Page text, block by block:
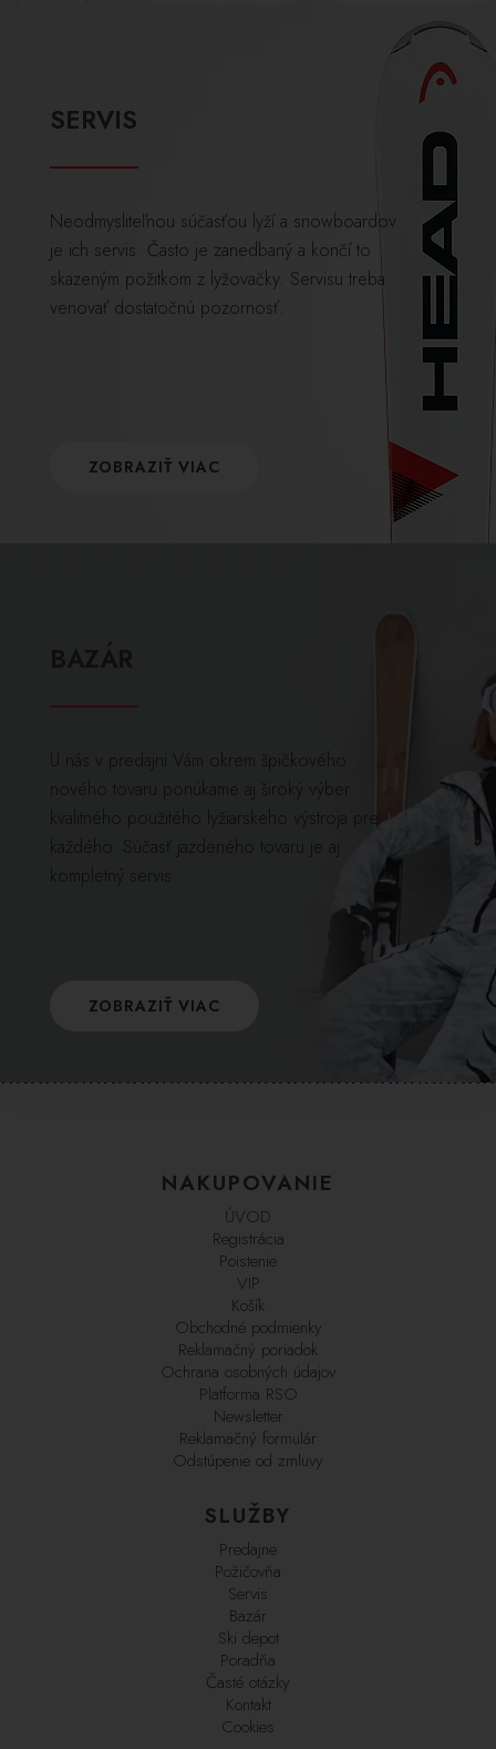
SERVIS
Neodmysliteľnou súčasťou lyží a snowboardov
je ich servis. Často je zanedbaný a končí to
skazeným požitkom z lyžovačky. Servisu treba
venovať dostatočnú pozornosť.
ZOBRAZIŤ VIAC
U nás v predajni Vám okrem špičkového
nového tovaru ponúkame aj široký výber
kvalitného použitého lyžiarskeho výstroja pre
každého. Súčasť jazdeného tovaru je aj
kompletný servis.
ZOBRAZIŤ VIAC
NAKUPOVANIE
ÚVOD
Registrácia
Poistenie
VIP
Košík
Obchodné podmienky
Reklamačný poriadok
Ochrana osobných údajov
Platforma RSO
Newsletter
Reklamačný formulár
Odstúpenie od zmluvy
SLUŽBY
Predajne
Požičovňa
Servis
Bazár
Ski depot
Poradňa
Časté otázky
Kontakt
Cookies